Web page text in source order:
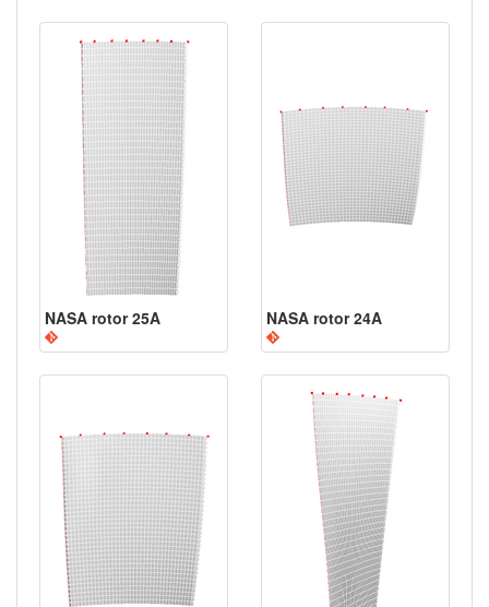
NASA rotor 25A NASA rotor 24A